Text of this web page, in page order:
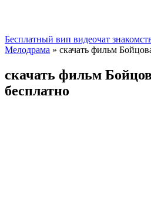
Бесплатный вип видеочат
Мелодрама » скачать фильм
скачать фильм
бесплатно